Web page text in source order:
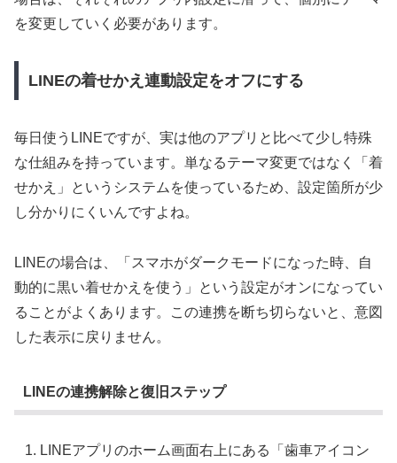
を変更していく必要があります。
LINEの着せかえ連動設定をオフにする
毎日使うLINEですが、実は他のアプリと比べて少し特殊
な仕組みを持っています。単なるテーマ変更ではなく「着
せかえ」というシステムを使っているため、設定箇所が少
し分かりにくいんですよね。
LINEの場合は、「スマホがダークモードになった時、自
動的に黒い着せかえを使う」という設定がオンになってい
ることがよくあります。この連携を断ち切らないと、意図
した表示に戻りません。
LINEの連携解除と復旧ステップ
LINEアプリのホーム画面右上にある「歯車アイコン